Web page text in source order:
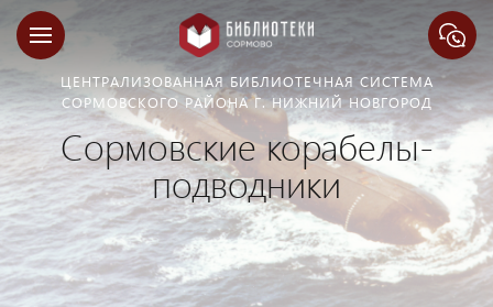
ЦЕНТРАЛИЗОВАННАЯ БИБЛИОТЕЧНАЯ СИСТЕМА
СОРМОВСКОГО РАЙОНА Г. НИЖНИЙ НОВГОРОД
Сормовские корабелы-
подводники